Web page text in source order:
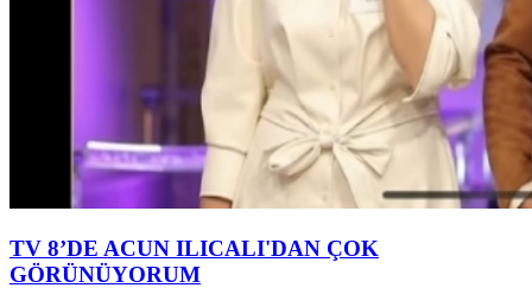
TV 8’DE ACUN ILICALI'DAN ÇOK
GÖRÜNÜYORUM